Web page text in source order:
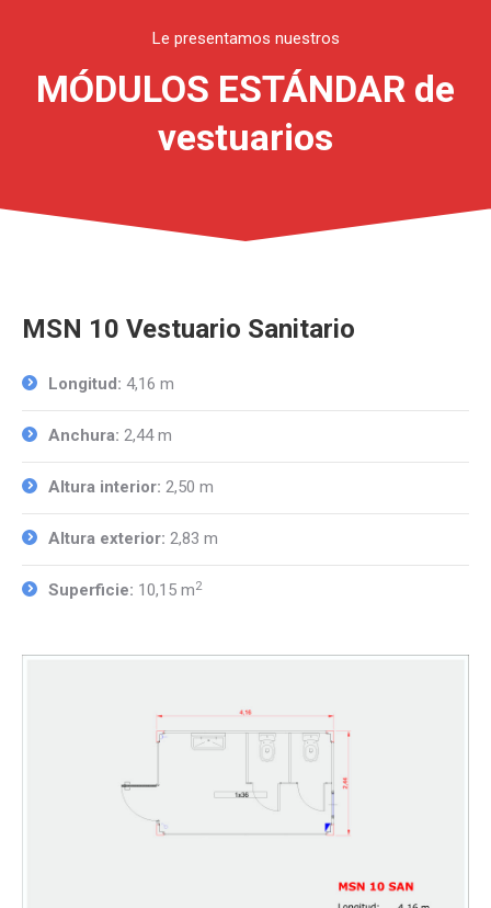
Le presentamos nuestros
MÓDULOS ESTÁNDAR de
vestuarios
MSN 10 Vestuario Sanitario
Longitud: 4,16 m
Anchura: 2,44 m
Altura interior: 2,50 m
Altura exterior: 2,83 m
Superficie: 10,15 m2